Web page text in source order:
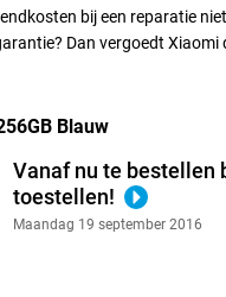
social media of speelt
Dankzij 67W HyperCharge
bereikbaar. De
HyperAI,
prestaties en
en video’s. Ook werkt
van het toestel. Dankzij
jouw smartphone snel en
blijven draaien, zelfs
bij een reparatie
Dan vergoedt Xiaomi
Blauw
Vanaf nu te bestellen
toestellen!
Maandag 19 september 2016